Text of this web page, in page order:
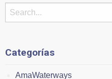
Categorías
AmaWaterways